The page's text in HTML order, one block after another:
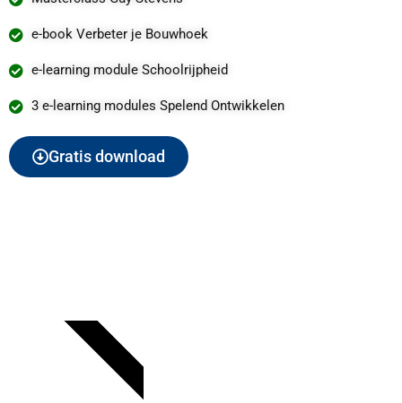
e-book Verbeter je Bouwhoek
e-learning module Schoolrijpheid
3 e-learning modules Spelend Ontwikkelen
Gratis download
AANBIEDING